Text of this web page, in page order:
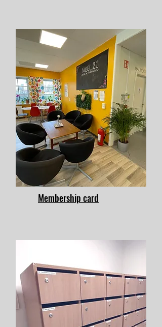
Membership card